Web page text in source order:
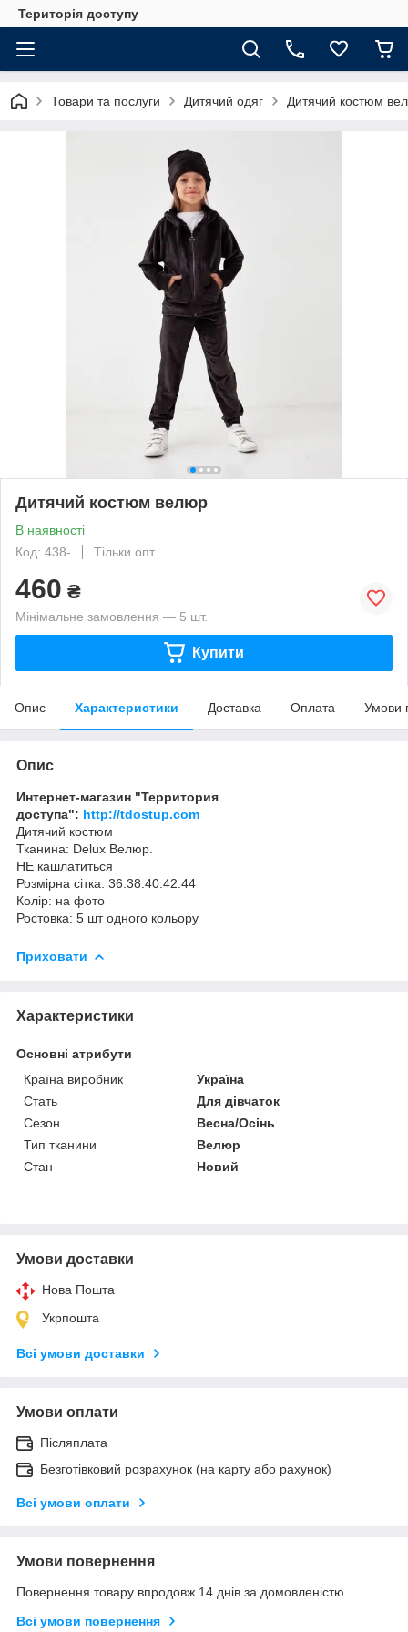
Територія доступу
Товари та послуги Дитячий одяг Дитячий костюм
Дитячий костюм велюр
В наявності
Код: 438-
Тільки опт
460 ₴
Мінімальне замовлення — 5 шт.
Купити
Опис Характеристики Доставка Оплата Умови
Опис
Интернет-магазин "Территория
доступа": http://tdostup.com
Дитячий костюм
Тканина: Delux Велюр.
НЕ кашлатиться
Розмірна сітка: 36.38.40.42.44
Колір: на фото
Ростовка: 5 шт одного кольору
Приховати
Характеристики
Основні атрибути
Країна виробник
Україна
Стать
Для дівчаток
Сезон
Весна/Осінь
Тип тканини
Велюр
Стан
Новий
Умови доставки
Нова Пошта
Укрпошта
Всі умови доставки
Умови оплати
Післяплата
Безготівковий розрахунок (на карту або рахунок)
Всі умови оплати
Умови повернення
Повернення товару впродовж 14 днів за домовленістю
Всі умови повернення